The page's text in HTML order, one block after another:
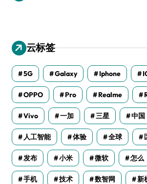
云标签
5G Galaxy Iphone
OPPO Pro Realme
Vivo 一加 三星 中国
人工智能 体验 全球
发布 小米 微软 怎么
手机 技术 数智网 新